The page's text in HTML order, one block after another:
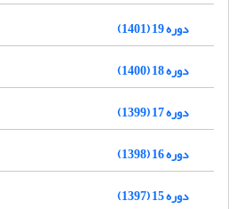
دوره 19 (1401)
دوره 18 (1400)
دوره 17 (1399)
دوره 16 (1398)
دوره 15 (1397)